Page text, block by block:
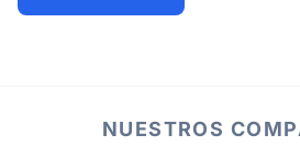
NUESTROS